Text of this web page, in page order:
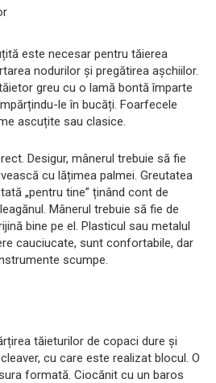
este necesar pentru tăierea
nodurilor și pregătirea așchiilor.
greu cu o lamă bontă împarte
le în bucăți. Foarfecele
ascuțite sau clasice.
Desigur, mânerul trebuie să fie
cu lățimea palmei. Greutatea
„pentru tine” ținând cont de
Mânerul trebuie să fie de
bine pe el. Plasticul sau metalul
cauciucate, sunt confortabile, dar
scumpe.
tăieturilor de copaci dure și
cu care este realizat blocul. O
formată. Ciocănit cu un baros